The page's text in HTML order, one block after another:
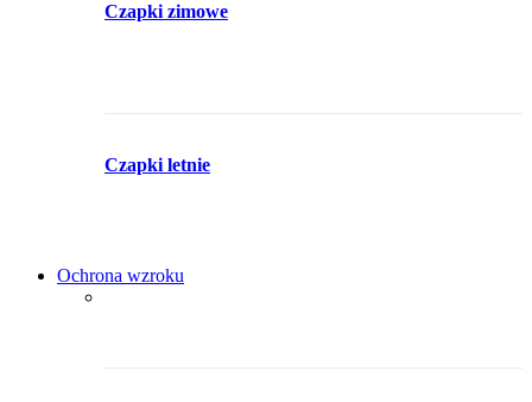
Czapki zimowe
Czapki letnie
Ochrona wzroku